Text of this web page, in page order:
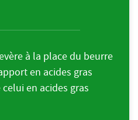
à la place du beurre
en acides gras
en acides gras